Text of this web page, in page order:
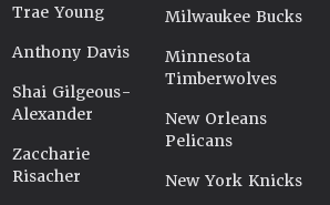
Trae Young
Anthony Davis
Shai Gilgeous-
Alexander
Zaccharie
Risacher
Milwaukee Bucks
Minnesota
Timberwolves
New Orleans
Pelicans
New York Knicks